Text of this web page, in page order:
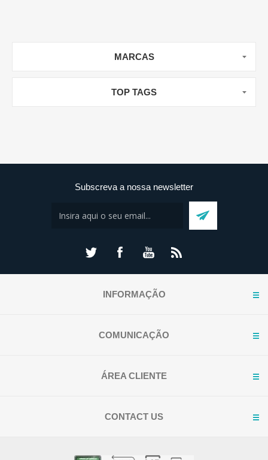
MARCAS
TOP TAGS
Subscreva a nossa newsletter
INFORMAÇÃO
COMUNICAÇÃO
ÁREA CLIENTE
CONTACT US